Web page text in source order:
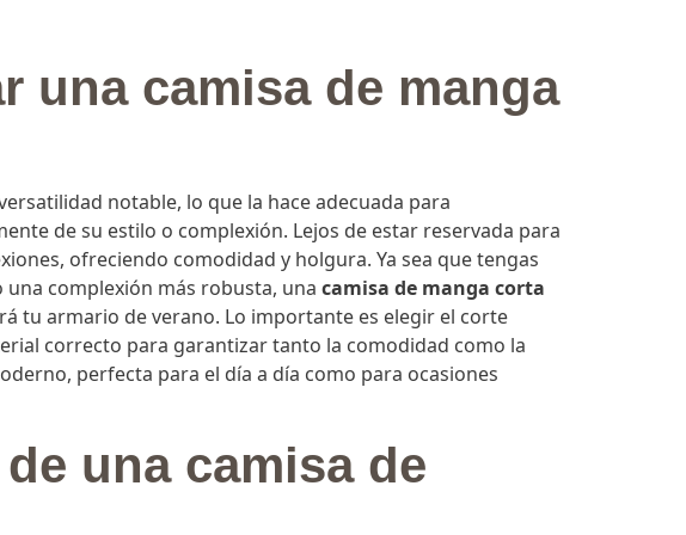
extiende mucho más allá de nuestras fronteras gracias a
y la innovación se refleja en cada camisa que
se distinguen por su corte, su tejido y sus estampados.
y la certeza de encontrar la camisa de manga corta
tu armario para la temporada de verano.
una camisa de manga
notable, lo que la hace adecuada para
de su estilo o complexión. Lejos de estar reservada para
ofreciendo comodidad y holgura. Ya sea que tengas
complexión más robusta, una camisa de manga corta
tu armario de verano. Lo importante es elegir el corte
correcto para garantizar tanto la comodidad como la
perfecta para el día a día como para ocasiones
una camisa de